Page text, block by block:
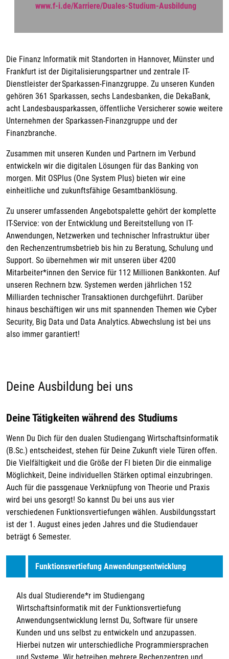
www.f-i.de/Karriere/Duales-Studium-Ausbildung
Die Finanz Informatik mit Standorten in Hannover, Münster und
Frankfurt ist der Digitalisierungspartner und zentrale IT-
Dienstleister der Sparkassen-Finanzgruppe. Zu unseren Kunden
gehören 361 Sparkassen, sechs Landesbanken, die DekaBank,
acht Landesbausparkassen, öffentliche Versicherer sowie weitere
Unternehmen der Sparkassen-Finanzgruppe und der
Finanzbranche.
Zusammen mit unseren Kunden und Partnern im Verbund
entwickeln wir die digitalen Lösungen für das Banking von
morgen. Mit OSPlus (One System Plus) bieten wir eine
einheitliche und zukunftsfähige Gesamtbanklösung.
Zu unserer umfassenden Angebotspalette gehört der komplette
IT-Service: von der Entwicklung und Bereitstellung von IT-
Anwendungen, Netzwerken und technischer Infrastruktur über
den Rechenzentrumsbetrieb bis hin zu Beratung, Schulung und
Support. So übernehmen wir mit unseren über 4200
Mitarbeiter*innen den Service für 112 Millionen Bankkonten. Auf
unseren Rechnern bzw. Systemen werden jährlichen 152
Milliarden technischer Transaktionen durchgeführt. Darüber
hinaus beschäftigen wir uns mit spannenden Themen wie Cyber
Security, Big Data und Data Analytics. Abwechslung ist bei uns
also immer garantiert!
Deine Ausbildung bei uns
Deine Tätigkeiten während des Studiums
Wenn Du Dich für den dualen Studiengang Wirtschaftsinformatik
(B.Sc.) entscheidest, stehen für Deine Zukunft viele Türen offen.
Die Vielfältigkeit und die Größe der FI bieten Dir die einmalige
Möglichkeit, Deine individuellen Stärken optimal einzubringen.
Auch für die passgenaue Verknüpfung von Theorie und Praxis
wird bei uns gesorgt! So kannst Du bei uns aus vier
verschiedenen Funktionsvertiefungen wählen. Ausbildungsstart
ist der 1. August eines jeden Jahres und die Studiendauer
beträgt 6 Semester.
Funktionsvertiefung Anwendungsentwicklung
Als dual Studierende*r im Studiengang
Wirtschaftsinformatik mit der Funktionsvertiefung
Anwendungsentwicklung lernst Du, Software für unsere
Kunden und uns selbst zu entwickeln und anzupassen.
Hierbei nutzen wir unterschiedliche Programmiersprachen